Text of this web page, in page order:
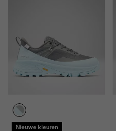
Nieuwe kleuren